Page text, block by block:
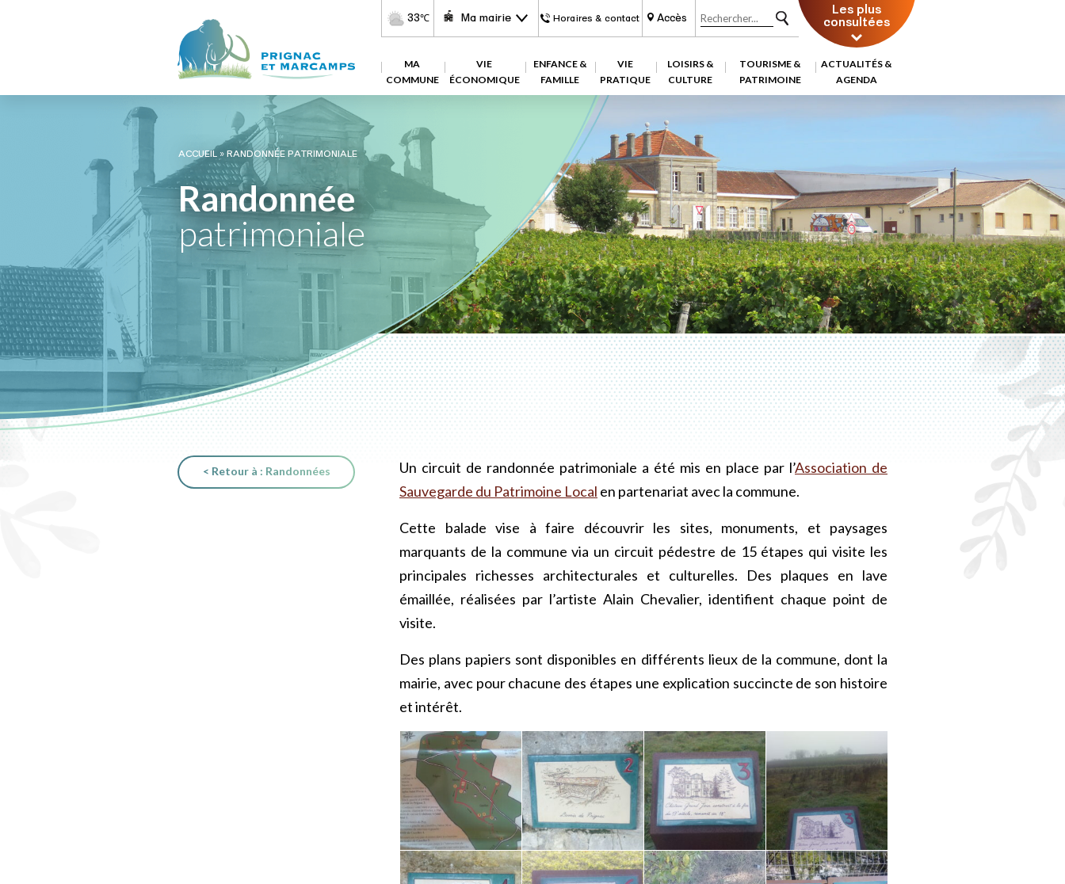
33℃ Ma mairie Horaires & contact Accès Les plus
consultées
MA
COMMUNE
VIE
ÉCONOMIQUE
ENFANCE &
FAMILLE
VIE
PRATIQUE
LOISIRS &
CULTURE
TOURISME &
PATRIMOINE
ACTUALITÉS &
AGENDA
ACCUEIL»RANDONNÉE PATRIMONIALE
Randonnée
patrimoniale
< Retour à : Randonnées Un circuit de randonnée patrimoniale a été mis en place par l’Association de
Sauvegarde du Patrimoine Local en partenariat avec la commune.
Cette balade vise à faire découvrir les sites, monuments, et paysages
marquants de la commune via un circuit pédestre de 15 étapes qui visite les
principales richesses architecturales et culturelles. Des plaques en lave
émaillée, réalisées par l’artiste Alain Chevalier, identifient chaque point de
visite.
Des plans papiers sont disponibles en différents lieux de la commune, dont la
mairie, avec pour chacune des étapes une explication succincte de son histoire
et intérêt.